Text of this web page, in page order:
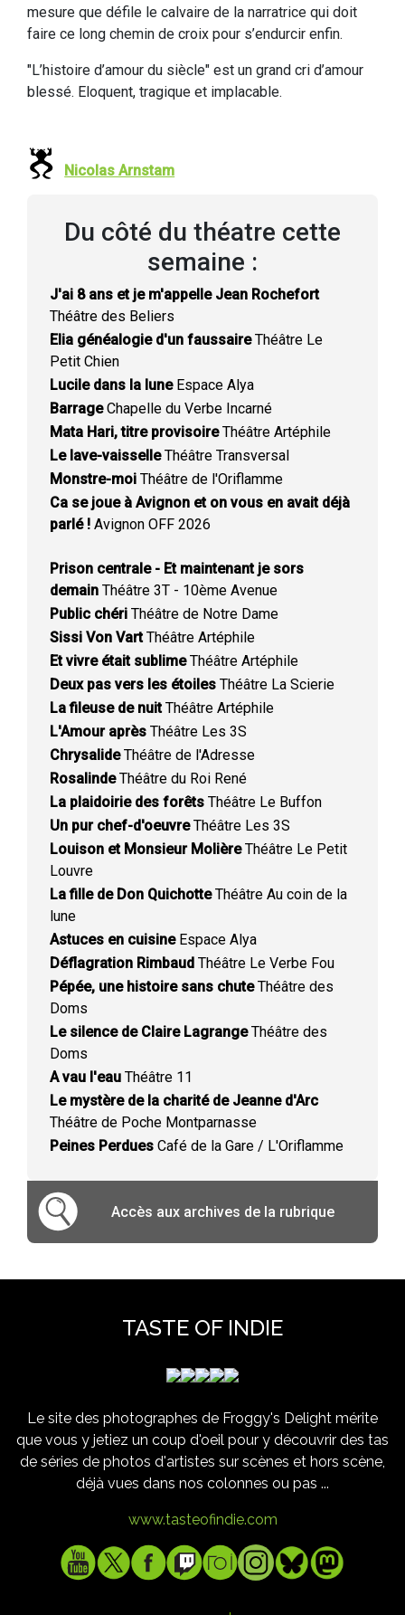
mesure que défile le calvaire de la narratrice qui doit
faire ce long chemin de croix pour s’endurcir enfin.
"L’histoire d’amour du siècle" est un grand cri d’amour
blessé. Eloquent, tragique et implacable.
Nicolas Arnstam
Du côté du théatre cette
semaine :
J'ai 8 ans et je m'appelle Jean Rochefort
Théâtre des Beliers
Elia généalogie d'un faussaireThéâtre Le
Petit Chien
Lucile dans la luneEspace Alya
BarrageChapelle du Verbe Incarné
Mata Hari, titre provisoireThéâtre Artéphile
Le lave-vaisselleThéâtre Transversal
Monstre-moi Théâtre de l'Oriflamme
Ca se joue à Avignon et on vous en avait déjà
parlé ! Avignon OFF 2026
Prison centrale - Et maintenant je sors
demain Théâtre 3T - 10ème Avenue
Public chéri Théâtre de Notre Dame
Sissi Von VartThéâtre Artéphile
Et vivre était sublimeThéâtre Artéphile
Deux pas vers les étoiles Théâtre La Scierie
La fileuse de nuitThéâtre Artéphile
L'Amour après Théâtre Les 3S
ChrysalideThéâtre de l'Adresse
RosalindeThéâtre du Roi René
La plaidoirie des forêts Théâtre Le Buffon
Un pur chef-d'oeuvreThéâtre Les 3S
Louison et Monsieur MolièreThéâtre Le Petit
Louvre
La fille de Don QuichotteThéâtre Au coin de la
lune
Astuces en cuisineEspace Alya
Déflagration Rimbaud Théâtre Le Verbe Fou
Pépée, une histoire sans chuteThéâtre des
Doms
Le silence de Claire LagrangeThéâtre des
Doms
A vau l'eau Théâtre 11
Le mystère de la charité de Jeanne d'Arc
Théâtre de Poche Montparnasse
Peines Perdues Café de la Gare / L'Oriflamme
Accès aux archives de la rubrique
TASTE OF INDIE
Le site des photographes de Froggy's Delight mérite
que vous y jetiez un coup d'oeil pour y découvrir des tas
de séries de photos d'artistes sur scènes et hors scène,
déjà vues dans nos colonnes ou pas ...
www.tasteofindie.com